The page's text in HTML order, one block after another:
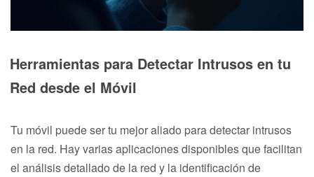
Herramientas para Detectar Intrusos en tu
Red desde el Móvil
Tu móvil puede ser tu mejor aliado para detectar intrusos
en la red. Hay varias aplicaciones disponibles que facilitan
el análisis detallado de la red y la identificación de